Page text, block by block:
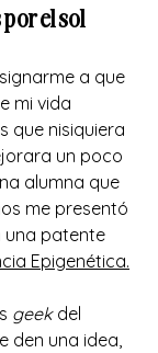
el sol
a que
mi vida
que nisiquiera
un poco
alumna que
me presentó
una patente
Epigenética.
geek del
den una idea,